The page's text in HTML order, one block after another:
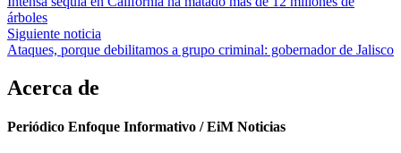
de
entradas
árboles
Siguiente noticia
Ataques, porque debilitamos a grupo criminal: gobernador de Jalisco
Acerca de
Periódico Enfoque Informativo / EiM Noticias